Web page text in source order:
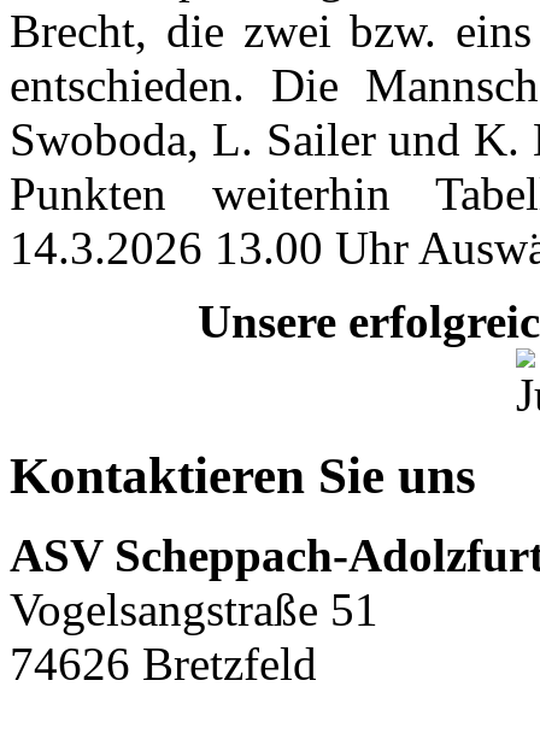
Brecht, die zwei bzw.
entschieden. Die
Swoboda, L. Sailer und K.
Punkten weiterhin
14.3.2026 13.00 Uhr
Unsere
Kontaktieren Sie uns
ASV Scheppach-
Vogelsangstraße 51
74626 Bretzfeld